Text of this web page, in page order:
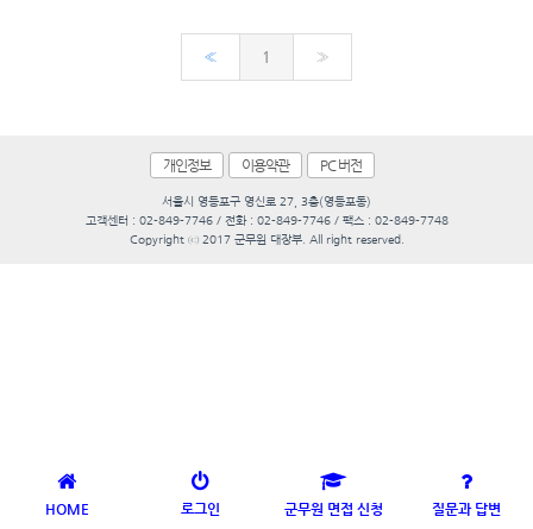
« 1 »
개인정보 이용약관 PC 버전
서울시 영등포구 영신로 27, 3층(영등포동)
고객센터 : 02-849-7746 / 전화 : 02-849-7746 / 팩스 : 02-849-7748
Copyright ⓒ 2017 군무원 대장부. All right reserved.
HOME 로그인 군무원 면접 신청 질문과 답변